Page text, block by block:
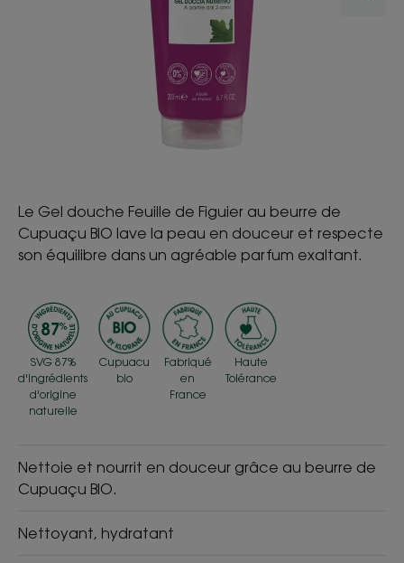
Le Gel douche Feuille de Figuier au beurre de
Cupuaçu BIO lave la peau en douceur et respecte
son équilibre dans un agréable parfum exaltant.
SVG 87%
d'ingrédients
d'origine
naturelle
Cupuacu
bio
Fabriqué
en
France
Haute
Tolérance
Nettoie et nourrit en douceur grâce au beurre de
Cupuaçu BIO.
Nettoyant, hydratant